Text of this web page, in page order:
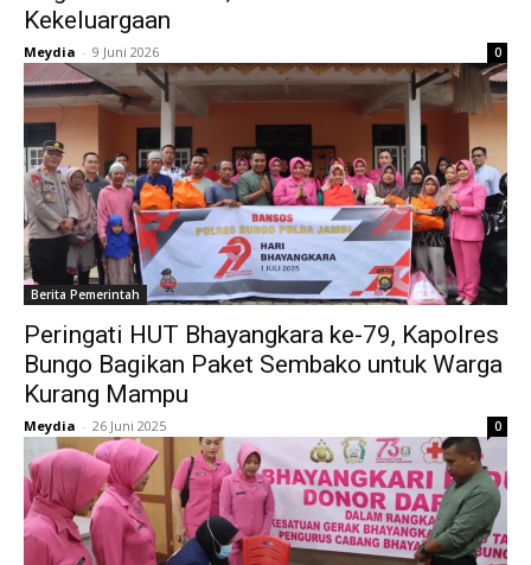
Kekeluargaan
Meydia - 9 Juni 2026 0
Berita Pemerintah
Peringati HUT Bhayangkara ke-79, Kapolres
Bungo Bagikan Paket Sembako untuk Warga
Kurang Mampu
Meydia - 26 Juni 2025 0